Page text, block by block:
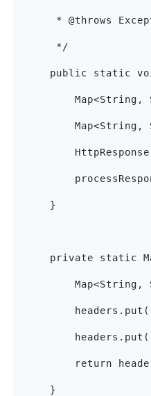
* @throws
     */
public static
Map<String,
Map<String,
    }
private static
Map<String,
return
    }